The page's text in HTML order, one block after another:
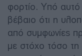
φορτίο. Υπό αυτό
βέβαιο ότι η
από συμφωνίες
με στόχο τόσο τη